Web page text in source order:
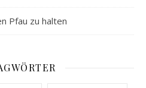
Pfau zu halten